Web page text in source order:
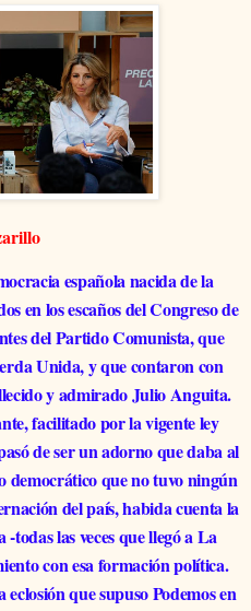
española nacida de la
en los escaños del Congreso de
del Partido Comunista, que
Unida, y que contaron con
y admirado Julio Anguita.
facilitado por la vigente ley
de ser un adorno que daba al
democrático que no tuvo ningún
del país, habida cuenta la
todas las veces que llegó a La
con esa formación política.
eclosión que supuso Podemos en